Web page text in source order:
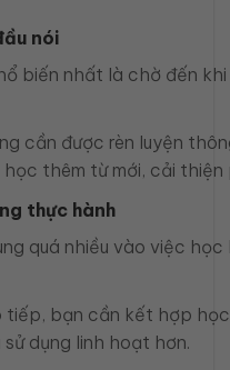
nói
biến nhất là chờ đến
cần được rèn luyện
thêm từ mới, cải
thực hành
quá nhiều vào việc
bạn cần kết hợp
dụng linh hoạt hơn.